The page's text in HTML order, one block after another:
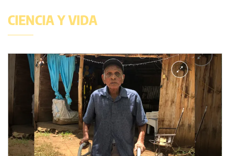
CIENCIA Y VIDA